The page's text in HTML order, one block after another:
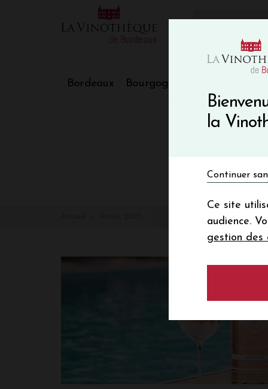
la
Continuer
Ce site
audience.
gestion des
VinoBlog
Bordeaux Bourgogne